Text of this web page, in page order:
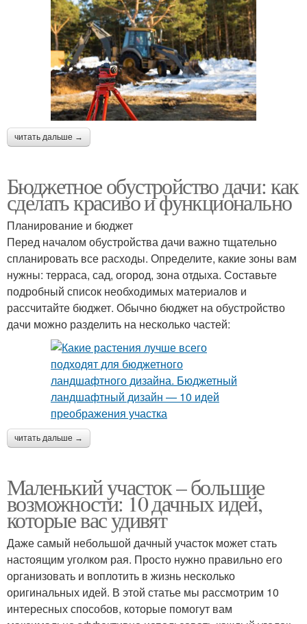
читать дальше →
Бюджетное обустройство дачи: как
сделать красиво и функционально
Планирование и бюджет
Перед началом обустройства дачи важно тщательно
спланировать все расходы. Определите, какие зоны вам
нужны: терраса, сад, огород, зона отдыха. Составьте
подробный список необходимых материалов и
рассчитайте бюджет. Обычно бюджет на обустройство
дачи можно разделить на несколько частей:
читать дальше →
Маленький участок – большие
возможности: 10 дачных идей,
которые вас удивят
Даже самый небольшой дачный участок может стать
настоящим уголком рая. Просто нужно правильно его
организовать и воплотить в жизнь несколько
оригинальных идей. В этой статье мы рассмотрим 10
интересных способов, которые помогут вам